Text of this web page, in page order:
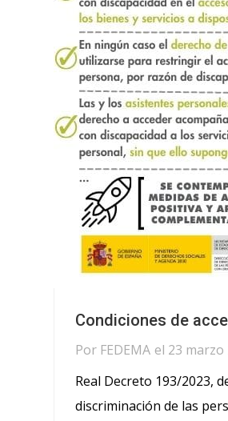
Condiciones de
Por FEDEMA el 23 marzo
Real Decreto 193/2023,
discriminación de las